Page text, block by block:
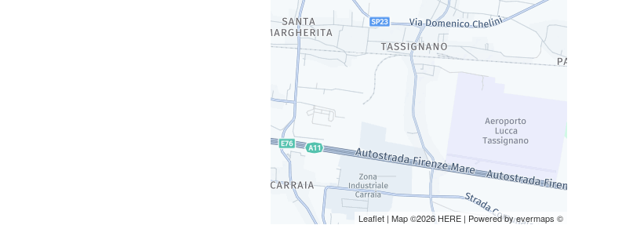
Leaflet | Map ©2026 HERE | Powered byevermaps ©